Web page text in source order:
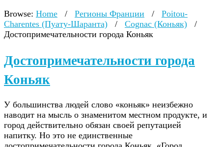
Browse: Home / Регионы Франции /
Poitou-
Charentes (Пуату-Шаранта)
/ Cognac (Коньяк)
/
Достопримечательности города Коньяк
Достопримечательности города
Коньяк
У большинства людей слово «коньяк» неизбежно
наводит на мысль о знаменитом местном продукте, и
город действительно обязан своей репутацией
напитку. Но это не единственные